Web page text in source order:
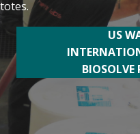
totes.
US
BIOSOLVE